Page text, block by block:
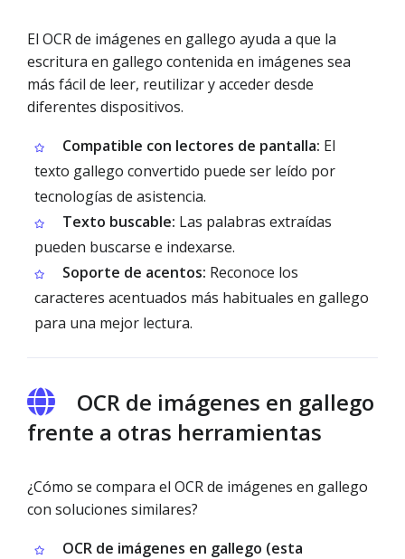
El OCR de imágenes en gallego ayuda a que la
escritura en gallego contenida en imágenes sea
más fácil de leer, reutilizar y acceder desde
diferentes dispositivos.
Compatible con lectores de pantalla: El
texto gallego convertido puede ser leído por
tecnologías de asistencia.
Texto buscable: Las palabras extraídas
pueden buscarse e indexarse.
Soporte de acentos: Reconoce los
caracteres acentuados más habituales en gallego
para una mejor lectura.
OCR de imágenes en gallego
frente a otras herramientas
¿Cómo se compara el OCR de imágenes en gallego
con soluciones similares?
OCR de imágenes en gallego (esta